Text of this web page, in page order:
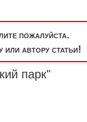
пожалуйста.
автору статьи!
парк"